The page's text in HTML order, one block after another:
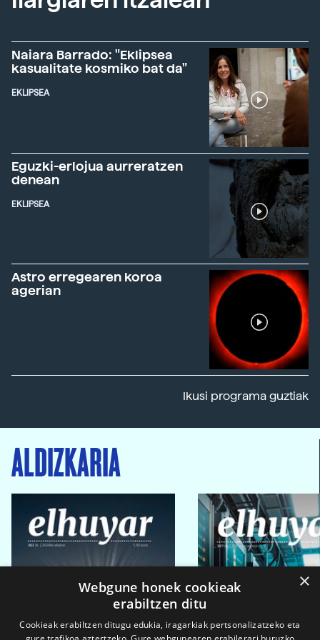
Naiara Barrado: "Eklipsea
kasualitate kosmiko bat da"
EKLIPSEA
Eguzki-erlojua aurreratzen
denean
EKLIPSEA
Astro erregearen koroa
agerian
Ikusi programa guztiak
ALDIZKARIA
×
Webgune honek cookieak
erabiltzen ditu
Cookieak erabiltzen ditugu edukia, iragarkiak pertsonalizatzeko eta